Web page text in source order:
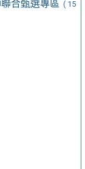
合甄選專區 ( 15